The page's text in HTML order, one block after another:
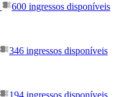
600 ingressos disponíveis
346 ingressos disponíveis
194 ingressos disponíveis